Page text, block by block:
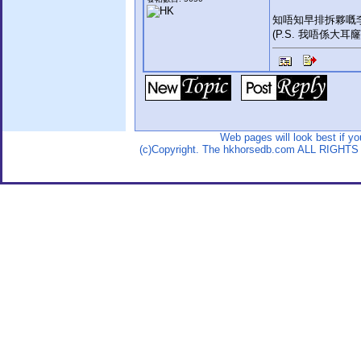
知唔知早排拆夥嘅
(P.S. 我唔係大耳
Web pages will look best if
(c)Copyright. The hkhorsedb.com ALL